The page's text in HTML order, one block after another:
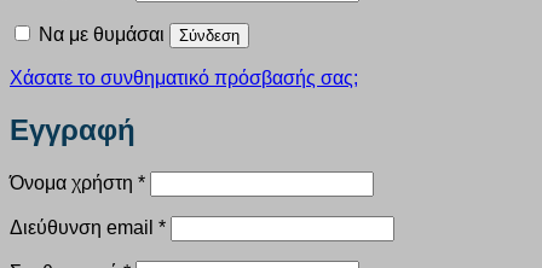
Να με θυμάσαι Σύνδεση
Χάσατε το συνθηματικό πρόσβασής σας;
Εγγραφή
Όνομα χρήστη *Απαιτείται
Διεύθυνση email *Απαιτείται